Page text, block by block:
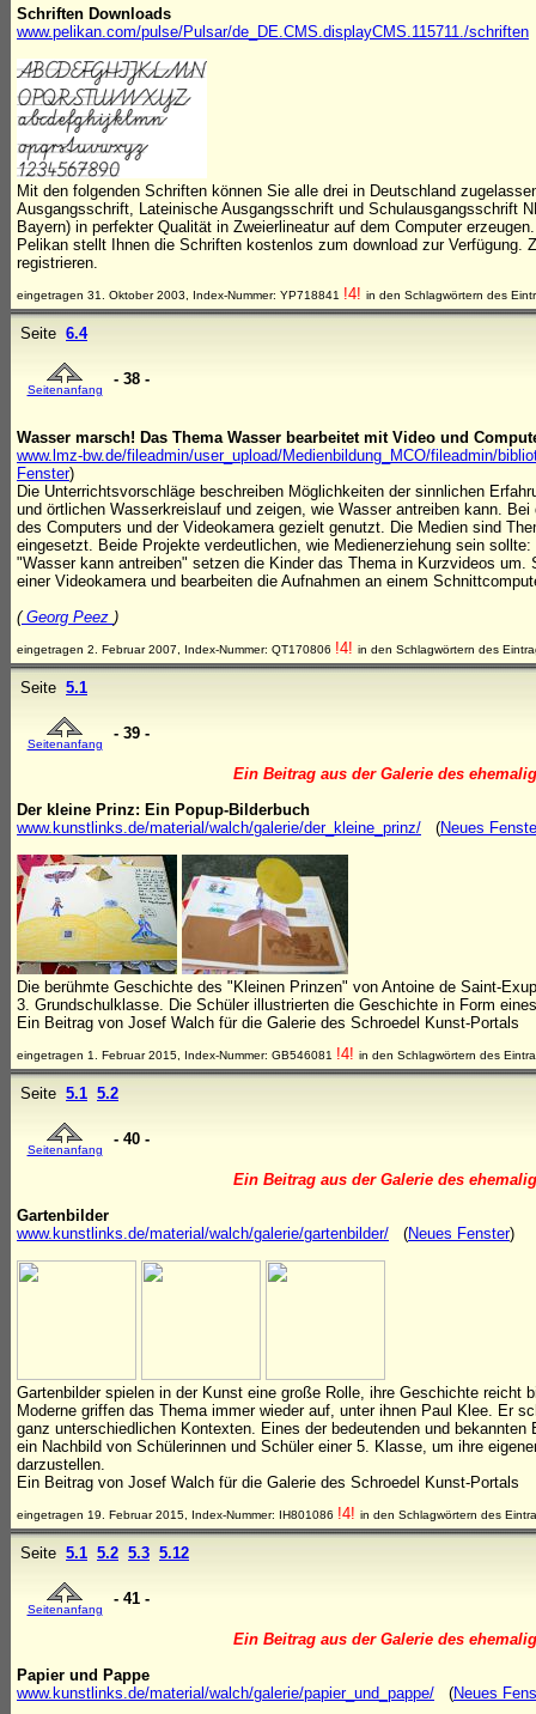
Schriften Downloads
www.pelikan.com/pulse/Pulsar/de_DE.CMS.displayCMS.115711./schriften
Mit den folgenden Schriften können Sie alle drei in Deutschland
Ausgangsschrift, Lateinische Ausgangsschrift und Schulausgangsschrift
Bayern) in perfekter Qualität in Zweierlineatur auf dem Computer erzeugen.
Pelikan stellt Ihnen die Schriften kostenlos zum download zur Verfügung.
registrieren.
eingetragen 31. Oktober 2003, Index-Nummer: YP718841 !4! in den Schlagwörtern des
Seite 6.4
Seitenanfang
- 38 -
Wasser marsch! Das Thema Wasser bearbeitet mit Video und
www.lmz-bw.de/fileadmin/user_upload/Medienbildung_MCO/fileadmin/
Fenster)
Die Unterrichtsvorschläge beschreiben Möglichkeiten der sinnlichen
und örtlichen Wasserkreislauf und zeigen, wie Wasser antreiben kann.
des Computers und der Videokamera gezielt genutzt. Die Medien sind
eingesetzt. Beide Projekte verdeutlichen, wie Medienerziehung sein
"Wasser kann antreiben" setzen die Kinder das Thema in Kurzvideos
einer Videokamera und bearbeiten die Aufnahmen an einem
(Georg Peez )
eingetragen 2. Februar 2007, Index-Nummer: QT170806 !4! in den Schlagwörtern des
Seite 5.1
Seitenanfang
- 39 -
Ein Beitrag aus der Galerie des
Der kleine Prinz: Ein Popup-Bilderbuch
www.kunstlinks.de/material/walch/galerie/der_kleine_prinz/ (Neues
Die berühmte Geschichte des "Kleinen Prinzen" von Antoine de Saint-
3. Grundschulklasse. Die Schüler illustrierten die Geschichte in Form
Ein Beitrag von Josef Walch für die Galerie des Schroedel Kunst-Portals
eingetragen 1. Februar 2015, Index-Nummer: GB546081 !4! in den Schlagwörtern des
Seite 5.1 5.2
Seitenanfang
- 40 -
Ein Beitrag aus der Galerie des
Gartenbilder
www.kunstlinks.de/material/walch/galerie/gartenbilder/ (Neues Fenster)
Gartenbilder spielen in der Kunst eine große Rolle, ihre Geschichte reicht
Moderne griffen das Thema immer wieder auf, unter ihnen Paul Klee. Er
ganz unterschiedlichen Kontexten. Eines der bedeutenden und
ein Nachbild von Schülerinnen und Schüler einer 5. Klasse, um ihre
darzustellen.
Ein Beitrag von Josef Walch für die Galerie des Schroedel Kunst-Portals
eingetragen 19. Februar 2015, Index-Nummer: IH801086 !4! in den Schlagwörtern des
Seite 5.1 5.2 5.3 5.12
Seitenanfang
- 41 -
Ein Beitrag aus der Galerie des
Papier und Pappe
www.kunstlinks.de/material/walch/galerie/papier_und_pappe/ (Neues